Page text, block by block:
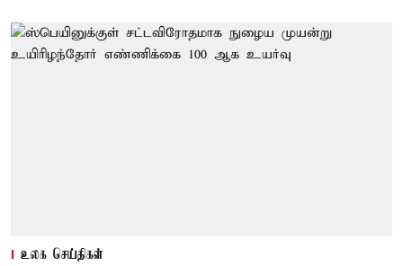
உலக செய்திகள்